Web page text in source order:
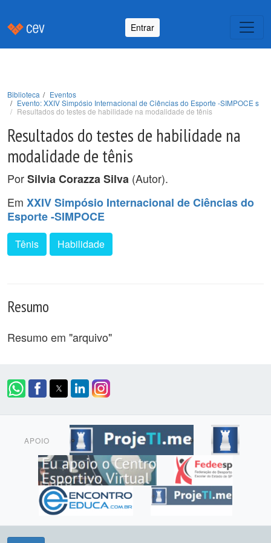
Entrar
Biblioteca
Eventos
Evento: XXIV Simpósio Internacional de Ciências do Esporte -SIMPOCE s
Resultados do testes de habilidade na modalidade de tênis
Resultados do testes de habilidade na
modalidade de tênis
PorSilvia Corazza Silva (Autor).
Em XXIV Simpósio Internacional de Ciências do
Esporte -SIMPOCE
Tênis Habilidade
Resumo
Resumo em "arquivo"
APOIO